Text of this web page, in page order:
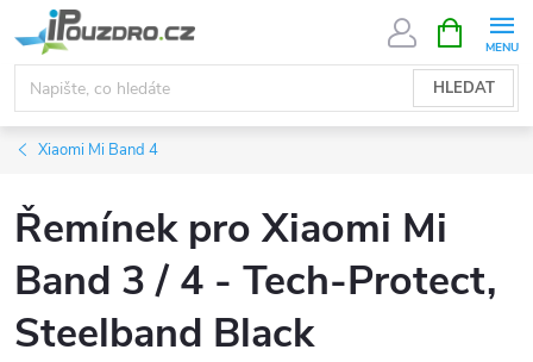
na
obsah
HLEDAT
NÁKUPNÍ
KOŠÍK
Xiaomi Mi Band 4
Řemínek pro Xiaomi Mi
Band 3 / 4 - Tech-Protect,
Steelband Black